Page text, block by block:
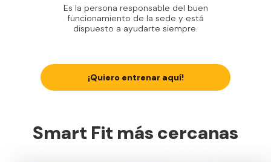
Es la persona responsable del buen
funcionamiento de la sede y está
dispuesto a ayudarte siempre.
¡Quiero entrenar aquí!
Smart Fit más cercanas